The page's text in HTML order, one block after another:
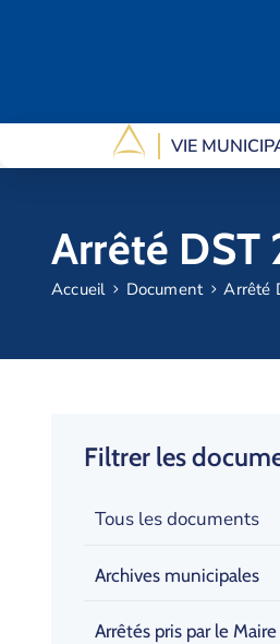
VIE
Arrêté DST
Accueil Document Arrêté
Filtrer les
Tous les documents
Archives municipales
Arrêtés pris par le Maire